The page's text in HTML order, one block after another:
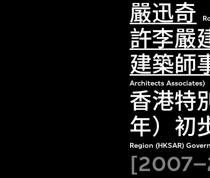
嚴迅奇
許李嚴
建築師
Architects Associates)
香港特
年）初
Region (HKSAR)